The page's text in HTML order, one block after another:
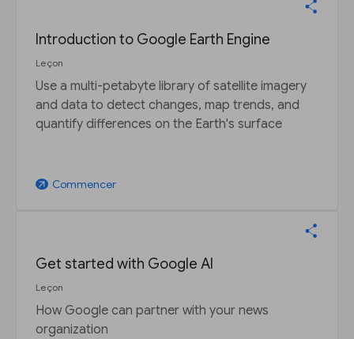
Introduction to Google Earth Engine
Leçon
Use a multi-petabyte library of satellite imagery
and data to detect changes, map trends, and
quantify differences on the Earth's surface
arrow_outward Commencer
Get started with Google AI
Leçon
How Google can partner with your news
organization